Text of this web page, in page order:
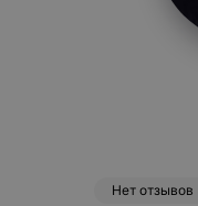
Нет отзывов